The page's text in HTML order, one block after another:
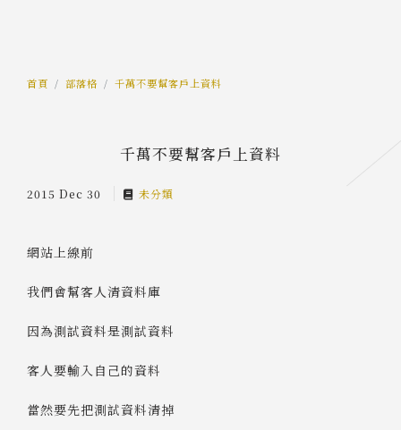
我的作品
首頁 部落格 千萬不要幫客戶上資料
千萬不要幫客戶上資料
2015 Dec 30 未分類
網站上線前
我們會幫客人清資料庫
因為測試資料是測試資料
客人要輸入自己的資料
當然要先把測試資料清掉